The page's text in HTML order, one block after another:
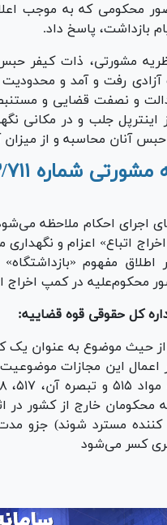
محکومی که به موجب
بازداشت، پاسخ داد.
مشورتی، ذات کیفر
رفت و آمد و محدودیت
و نصفت قضایی و
اینترپل جلب و در مکانی
آنان محاسبه و از
۷/۱۴۰۳/۷۱۱ اداره کل حقوقی قوه قضاییه
اجرای احکام ملاحظه
اتباع» اعزام و
اطلاق مفهوم
محکوم‌علیه در کمپ اخراج
کل حقوقی قوه قضاییه:
حیث موضوع به عنوان یک
این مجازات موضوعیت
تبصره آن از
محکومان خارج از کشور در
مسترد شوند) جزو
کسر می‌شود